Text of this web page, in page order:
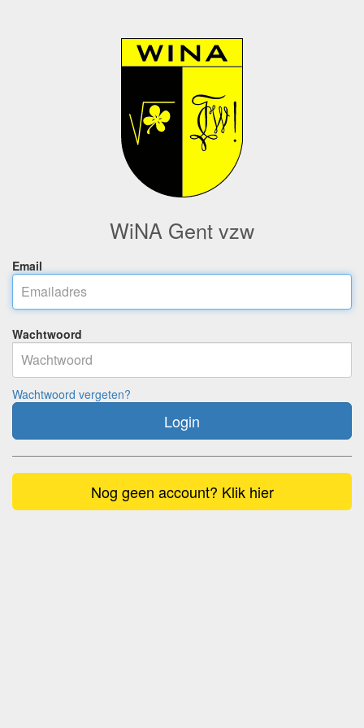
WiNA Gent vzw
Email
Wachtwoord
Wachtwoord vergeten?
Login
Nog geen account? Klik hier